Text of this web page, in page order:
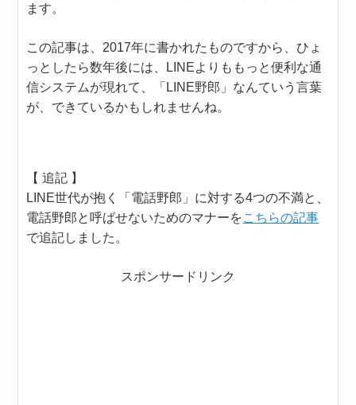
ます。
この記事は、2017年に書かれたものですから、ひょ
っとしたら数年後には、LINEよりももっと便利な通
信システムが現れて、「LINE野郎」なんていう言葉
が、できているかもしれませんね。
【 追記 】
LINE世代が抱く「電話野郎」に対する4つの不満と、
電話野郎と呼ばせないためのマナーをこちらの記事
で追記しました。
スポンサードリンク